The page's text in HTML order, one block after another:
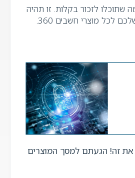
שתוכלו לזכור בקלות. זו תהיה
לכל מוצרי חשבים 360.
את זה! הגעתם למסך המוצרים